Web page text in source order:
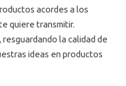
acordes a los
quiere transmitir.
la calidad de
ideas en productos